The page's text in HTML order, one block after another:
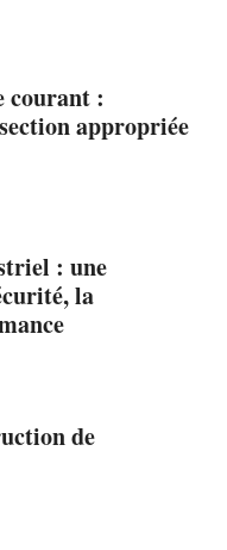
courant :
appropriée
: une
la
de